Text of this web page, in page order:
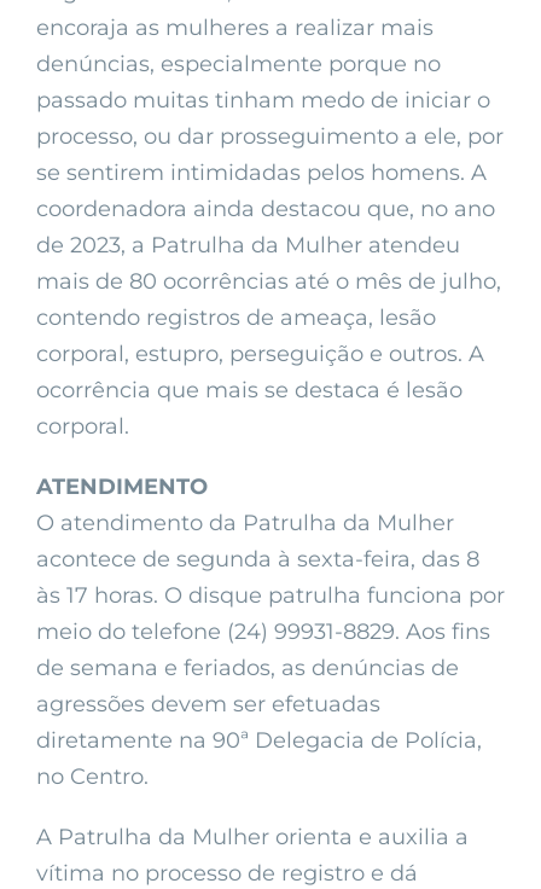
encoraja as mulheres a realizar mais
denúncias, especialmente porque no
passado muitas tinham medo de iniciar o
processo, ou dar prosseguimento a ele, por
se sentirem intimidadas pelos homens. A
coordenadora ainda destacou que, no ano
de 2023, a Patrulha da Mulher atendeu
mais de 80 ocorrências até o mês de julho,
contendo registros de ameaça, lesão
corporal, estupro, perseguição e outros. A
ocorrência que mais se destaca é lesão
corporal.
ATENDIMENTO
O atendimento da Patrulha da Mulher
acontece de segunda à sexta-feira, das 8
às 17 horas. O disque patrulha funciona por
meio do telefone (24) 99931-8829. Aos fins
de semana e feriados, as denúncias de
agressões devem ser efetuadas
diretamente na 90ª Delegacia de Polícia,
no Centro.
A Patrulha da Mulher orienta e auxilia a
vítima no processo de registro e dá